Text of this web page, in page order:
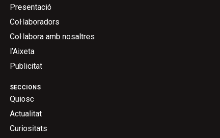
SECCIONS
Quiosc
Actualitat
Curiositats
Presentació
Col·laboradors
Col·labora amb nosaltres
l’Aixeta
Publicitat